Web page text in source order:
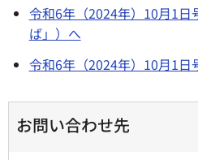
令和6年（2024年）10月1日
ば」）へ
令和6年（2024年）10月1日
お問い合わせ先